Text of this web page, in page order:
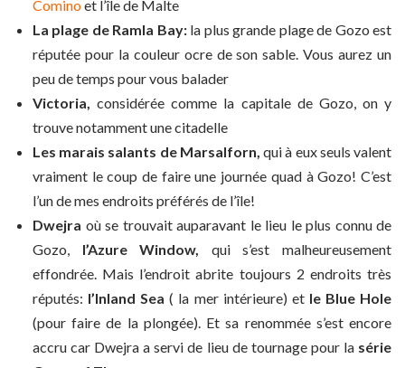
Cominoet l’île de Malte
La plage de Ramla Bay:la plus grande plage de Gozo est
réputée pour la couleur ocre de son sable. Vous aurez un
peu de temps pour vous balader
Victoria, considérée comme la capitale de Gozo, on y
trouve notamment une citadelle
Les marais salants de Marsalforn, qui à eux seuls valent
vraiment le coup de faire une journée quad à Gozo! C’est
l’un de mes endroits préférés de l’île!
Dwejra où se trouvait auparavant le lieu le plus connu de
Gozo, l’Azure Window, qui s’est malheureusement
effondrée. Mais l’endroit abrite toujours 2 endroits très
réputés: l’Inland Sea ( la mer intérieure) et le Blue Hole
(pour faire de la plongée). Et sa renommée s’est encore
accru car Dwejra a servi de lieu de tournage pour la série